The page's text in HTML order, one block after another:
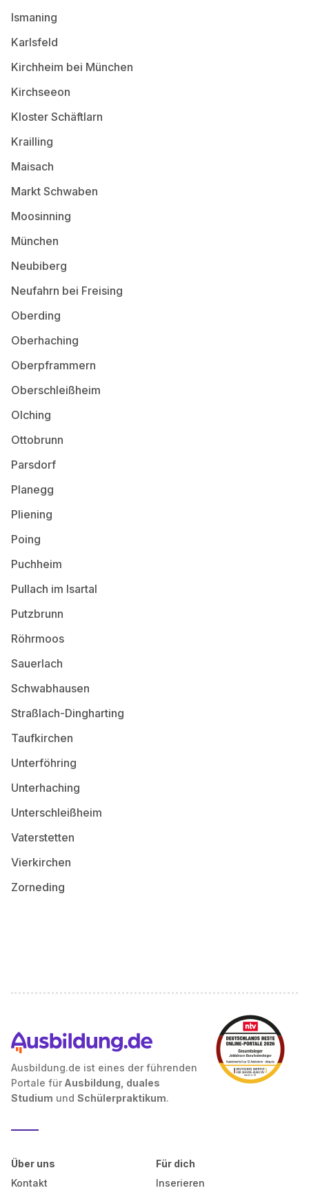
Ismaning
Karlsfeld
Kirchheim bei München
Kirchseeon
Kloster Schäftlarn
Krailling
Maisach
Markt Schwaben
Moosinning
München
Neubiberg
Neufahrn bei Freising
Oberding
Oberhaching
Oberpframmern
Oberschleißheim
Olching
Ottobrunn
Parsdorf
Planegg
Pliening
Poing
Puchheim
Pullach im Isartal
Putzbrunn
Röhrmoos
Sauerlach
Schwabhausen
Straßlach-Dingharting
Taufkirchen
Unterföhring
Unterhaching
Unterschleißheim
Vaterstetten
Vierkirchen
Zorneding
Ausbildung.de ist eines der führenden
Portale für Ausbildung, duales
Studium und Schülerpraktikum.
Über uns
Kontakt
Für dich
Inserieren